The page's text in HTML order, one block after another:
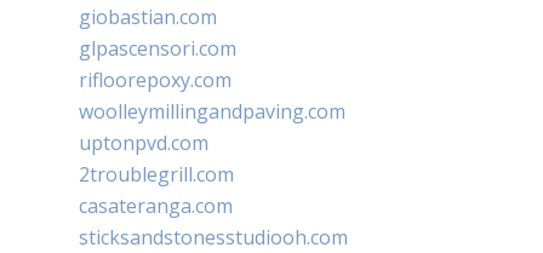
giobastian.com
glpascensori.com
rifloorepoxy.com
woolleymillingandpaving.com
uptonpvd.com
2troublegrill.com
casateranga.com
sticksandstonesstudiooh.com